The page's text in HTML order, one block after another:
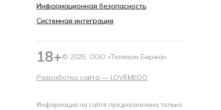
18+© 2025. ООО «Телеком Биржа»
Разработка сайта — LOVEMEDO
Информационная безопасность
Системная интеграция
Информация на сайте предназначена только